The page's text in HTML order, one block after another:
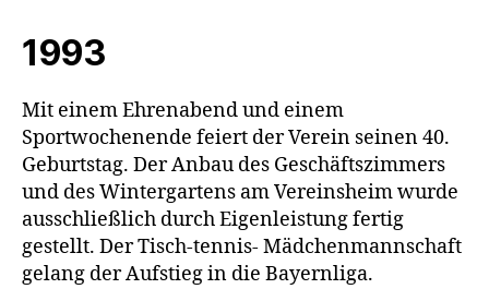
1993
Mit einem Ehrenabend und einem
Sportwochenende feiert der Verein seinen 40.
Geburtstag. Der Anbau des Geschäftszimmers
und des Wintergartens am Vereinsheim wurde
ausschließlich durch Eigenleistung fertig
gestellt. Der Tisch-tennis- Mädchenmannschaft
gelang der Aufstieg in die Bayernliga.